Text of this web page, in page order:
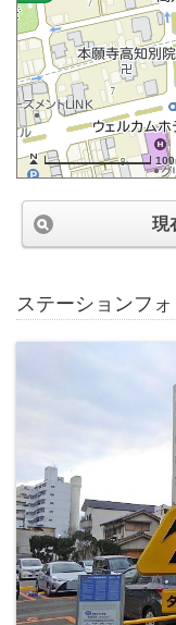
現
ステーションフ